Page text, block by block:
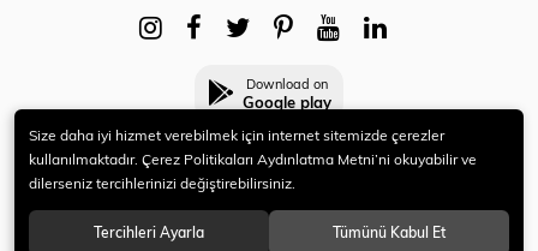
Download on
Google play
© 2021 HERYENİ. Tüm hakları saklıdır.
Size daha iyi hizmet verebilmek için internet sitemizde çerezler
kullanılmaktadır. Çerez Politikaları Aydınlatma Metni’ni okuyabilir ve
dilerseniz tercihlerinizi değiştirebilirsiniz.
Tercihleri Ayarla Tümünü Kabul Et